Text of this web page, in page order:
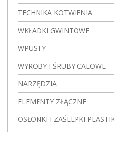
TECHNIKA KOTWIENIA
WKŁADKI GWINTOWE
WPUSTY
WYROBY I ŚRUBY CALOWE
NARZĘDZIA
ELEMENTY ZŁĄCZNE
OSŁONKI I ZAŚLEPKI